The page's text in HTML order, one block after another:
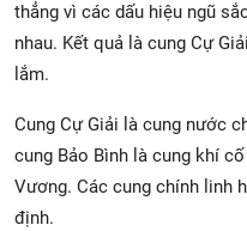
thẳng vì các dấu hiệu ngũ
nhau. Kết quả là cung Cự
lắm.
Cung Cự Giải là cung nước
cung Bảo Bình là cung khí
Vương. Các cung chính linh
định.